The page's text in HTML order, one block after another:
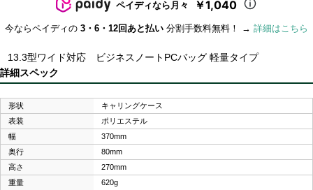
ペイディなら月々 ￥1,040
今ならペイディの 3・6・12回あと払い 分割手数料無料！ → 詳細はこちら
13.3型ワイド対応 ビジネスノートPCバッグ 軽量タイプ
詳細スペック
形状
キャリングケース
表装
ポリエステル
幅
370mm
奥行
80mm
高さ
270mm
重量
620g